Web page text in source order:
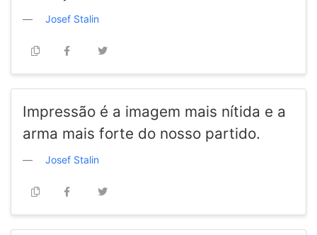
Josef Stalin
Impressão é a imagem mais nítida e a
arma mais forte do nosso partido.
Josef Stalin